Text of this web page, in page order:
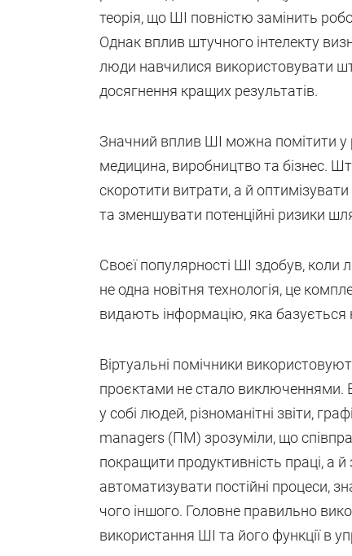
теорія, що ШІ повністю замінить
Однак вплив штучного інтелекту
люди навчилися використовувати
досягнення кращих результатів.
Значний вплив ШІ можна помітити у
медицина, виробництво та бізнес.
скоротити витрати, а й
та зменшувати потенційні ризики
Своєї популярності ШІ здобув,
не одна новітня технологія, це
видають інформацію, яка базується
Віртуальні помічники
проєктами не стало виключеннями.
у собі людей, різноманітні звіти,
managers (ПМ) зрозуміли, що
покращити продуктивність праці, а
автоматизувати постійні процеси,
чого іншого. Головне правильно
використання ШІ та його функції в